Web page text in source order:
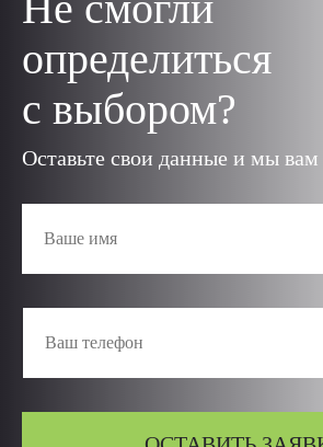
определиться
с выбором?
Оставьте свои данные и мы вам